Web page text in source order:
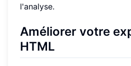
l'analyse.
Améliorer votre
HTML